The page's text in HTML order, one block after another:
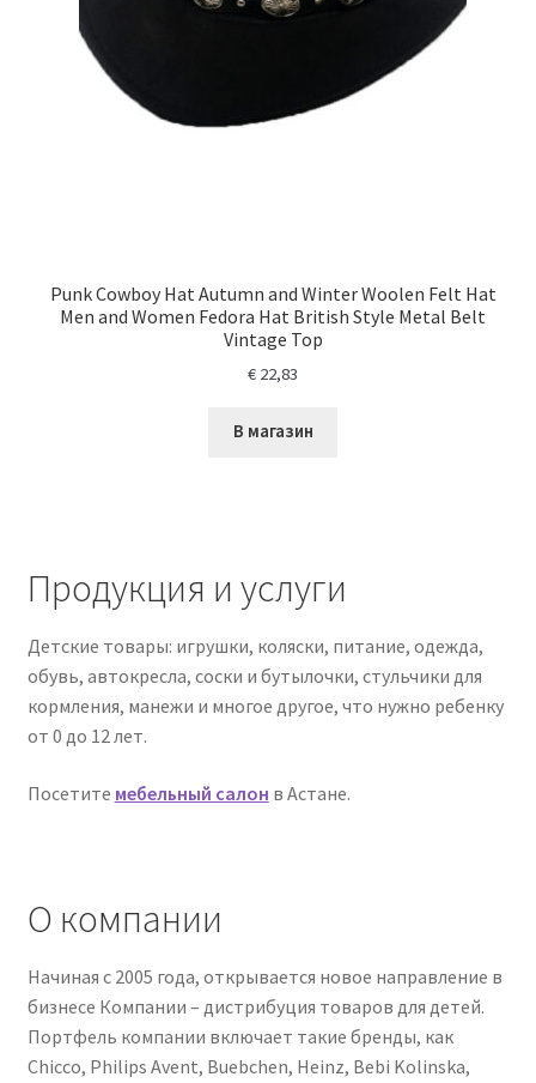
Punk Cowboy Hat Autumn and Winter Woolen Felt Hat
Men and Women Fedora Hat British Style Metal Belt
Vintage Top
€ 22,83
В магазин
Продукция и услуги
Детские товары: игрушки, коляски, питание, одежда,
обувь, автокресла, соски и бутылочки, стульчики для
кормления, манежи и многое другое, что нужно ребенку
от 0 до 12 лет.
Посетите мебельный салон в Астане.
О компании
Начиная с 2005 года, открывается новое направление в
бизнесе Компании – дистрибуция товаров для детей.
Портфель компании включает такие бренды, как
Chicco, Philips Avent, Buebchen, Heinz, Bebi Kolinska,